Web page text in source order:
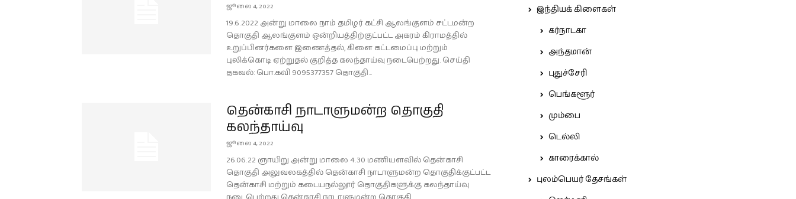
ஜூலை 4, 2022
19.6.2022 அன்று மாலை நாம் தமிழர் கட்சி ஆலங்குளம் சட்டமன்ற
தொகுதி ஆலங்குளம் ஒன்றியத்திற்குட்பட்ட அகரம் கிராமத்தில்
உறுப்பினர்களை இணைத்தல், கிளை கட்டமைப்பு மற்றும்
புலிக்கொடி ஏற்றுதல் குறித்த கலந்தாய்வு நடைபெற்றது. செய்தி
தகவல்: பொ.கவி 9095377357 தொகுதி...
தென்காசி நாடாளுமன்ற தொகுதி
கலந்தாய்வு
ஜூலை 4, 2022
26.06.22 ஞாயிறு அன்று மாலை 4.30 மணியளவில் தென்காசி
தொகுதி அலுவலகத்தில் தென்காசி நாடாளுமன்ற தொகுதிக்குட்பட்ட
தென்காசி மற்றும் கடையநல்லூர் தொகுதிகளுக்கு கலந்தாய்வு
இந்தியக் கிளைகள்
கர்நாடகா
அந்தமான்
புதுச்சேரி
பெங்களூர்
மும்பை
டெல்லி
காரைக்கால்
புலம்பெயர் தேசங்கள்